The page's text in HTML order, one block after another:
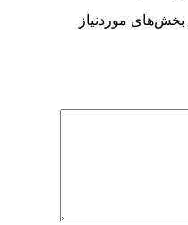
بخش‌های موردنیاز